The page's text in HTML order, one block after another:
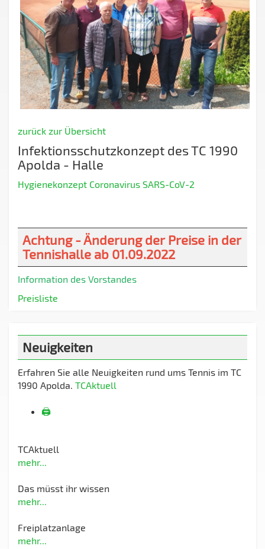
zurück zur Übersicht
Infektionsschutzkonzept des TC 1990
Apolda - Halle
Hygienekonzept Coronavirus SARS-CoV-2
Achtung - Änderung der Preise in der
Tennishalle ab 01.09.2022
Information des Vorstandes
Preisliste
Neuigkeiten
Erfahren Sie alle Neuigkeiten rund ums Tennis im TC
1990 Apolda. TCAktuell
🖨️
TCAktuell
mehr...
Das müsst ihr wissen
mehr...
Freiplatzanlage
mehr...